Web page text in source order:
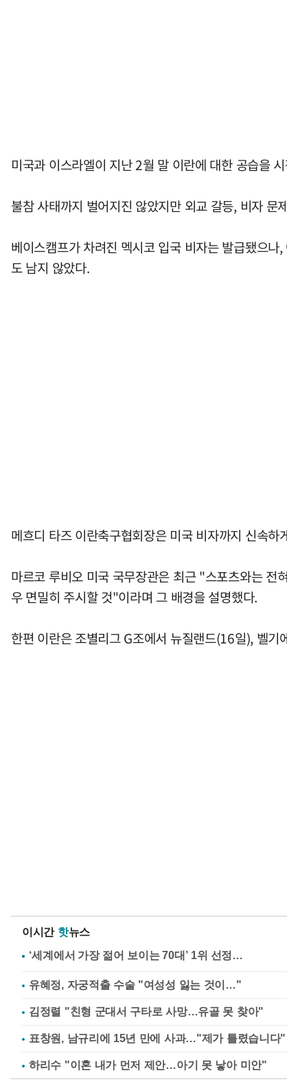
미국과 이스라엘이 지난 2월 말 이란에 대한 공습을
불참 사태까지 벌어지진 않았지만 외교 갈등, 비자
베이스캠프가 차려진 멕시코 입국 비자는 발급됐으
도 남지 않았다.
메흐디 타즈 이란축구협회장은 미국 비자까지 신속
마르코 루비오 미국 국무장관은 최근 "스포츠와는 전
우 면밀히 주시할 것"이라며 그 배경을 설명했다.
한편 이란은 조별리그 G조에서 뉴질랜드(16일), 벨
이시간 핫뉴스
유혜정, 자궁적출 수술 "여성성 잃는 것이…"
김정렬 "친형 군대서 구타로 사망…유골 못 찾아"
표창원, 남규리에 15년 만에 사과…"제가 틀렸습니다"
하리수 "이혼 내가 먼저 제안…아기 못 낳아 미안"